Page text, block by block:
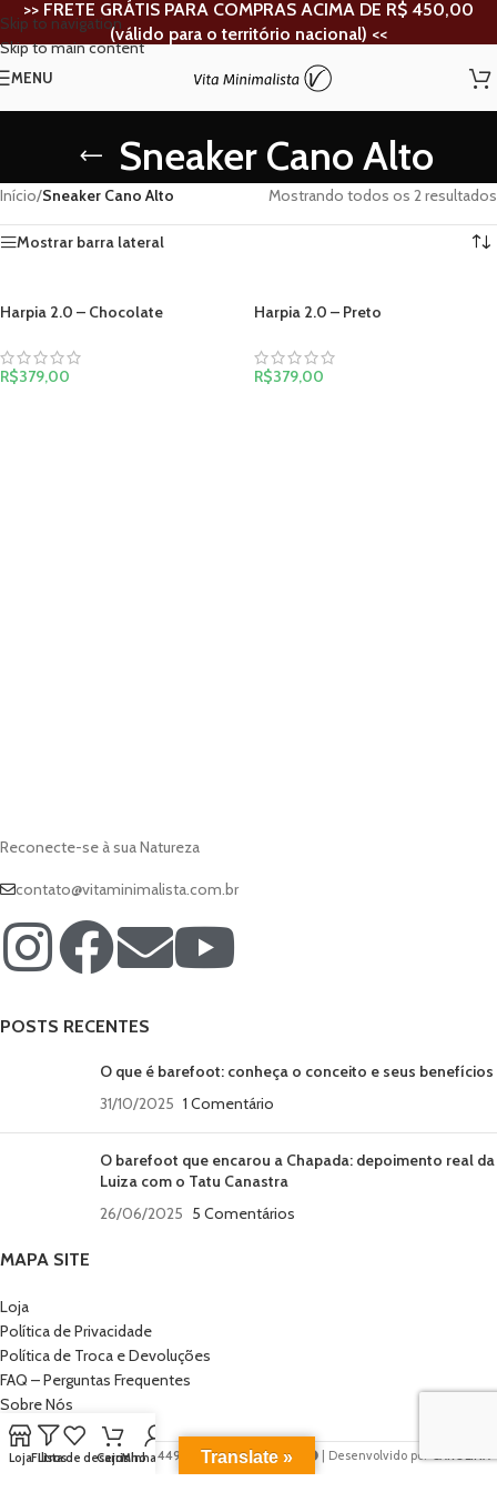
Skip to navigation
Skip to main content
>> FRETE GRÁTIS PARA COMPRAS ACIMA DE R$ 450,00
(válido para o território nacional) <<
MENU
Sneaker Cano Alto
Início/Sneaker Cano Alto Mostrando todos os 2 resultados
Mostrar barra lateral
Harpia 2.0 – Chocolate
R$379,00
Harpia 2.0 – Preto
R$379,00
Reconecte-se à sua Natureza
contato@vitaminimalista.com.br
POSTS RECENTES
O que é barefoot: conheça o conceito e seus benefícios
31/10/2025 1 Comentário
O barefoot que encarou a Chapada: depoimento real da
Luiza com o Tatu Canastra
26/06/2025 5 Comentários
MAPA SITE
Loja
Política de Privacidade
Política de Troca e Devoluções
FAQ – Perguntas Frequentes
Sobre Nós
Contato
VITA MINIMALISTA | CNPJ: 44935838000142 | 2022 | Desenvolvido porCAROLINA
LojaFiltros
Lista de desejos
CarrinhoMinha conta Translate »